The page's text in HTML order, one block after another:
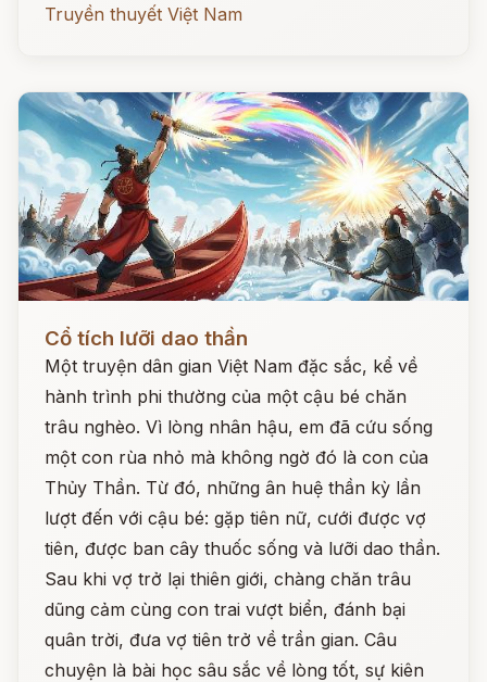
Truyền thuyết Việt Nam
Đọc ngay
Cổ tích lưỡi dao thần
Một truyện dân gian Việt Nam đặc sắc, kể về
hành trình phi thường của một cậu bé chăn
trâu nghèo. Vì lòng nhân hậu, em đã cứu sống
một con rùa nhỏ mà không ngờ đó là con của
Thủy Thần. Từ đó, những ân huệ thần kỳ lần
lượt đến với cậu bé: gặp tiên nữ, cưới được vợ
tiên, được ban cây thuốc sống và lưỡi dao thần.
Sau khi vợ trở lại thiên giới, chàng chăn trâu
dũng cảm cùng con trai vượt biển, đánh bại
quân trời, đưa vợ tiên trở về trần gian. Câu
chuyện là bài học sâu sắc về lòng tốt, sự kiên